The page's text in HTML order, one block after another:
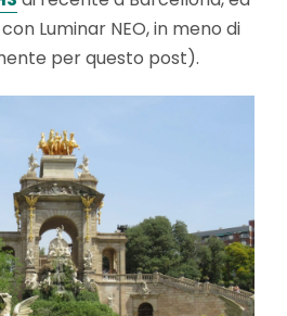
Luminar NEO, in meno di
per questo post).